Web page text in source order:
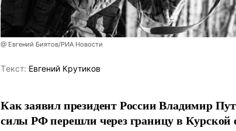
@ Евгений Биятов/РИА Новости
Tекст: Евгений Крутиков
Как заявил президент России Владимир
силы РФ перешли через границу в Курской